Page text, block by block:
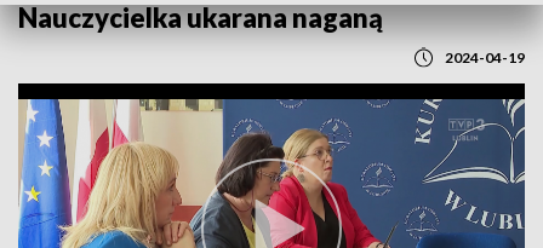
Nauczycielka ukarana naganą
2024-04-19